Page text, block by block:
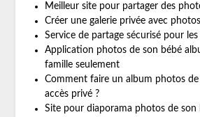
Meilleur site pour partager des
Créer une galerie privée avec
Service de partage sécurisé pour
Application photos de son bébé
famille seulement
Comment faire un album photos de
accès privé ?
Site pour diaporama photos de son